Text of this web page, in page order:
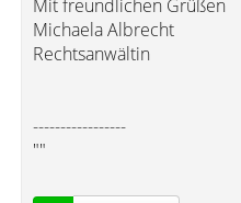
Mit freundlichen Grüßen
Michaela Albrecht
Rechtsanwältin
-----------------
""